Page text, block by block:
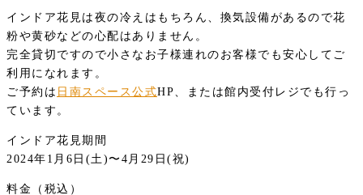
インドア花見は夜の冷えはもちろん、換気設備があるので花
粉や黄砂などの心配はありません。
完全貸切ですので小さなお子様連れのお客様でも安心してご
利用になれます。
ご予約は 日南スペース公式HP、または館内受付レジでも行っ
ています。
インドア花見期間
2024年1月6日(土)〜4月29日(祝)
料金（税込）